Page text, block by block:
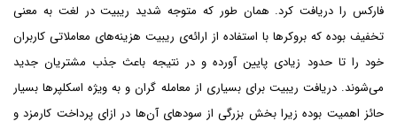
فارکس را دریافت کرد. همان طور که متوجه شدید ریبیت در لغت به معنی
تخفیف بوده که بروکر‌ها با استفاده از ارائه‌ی ریبیت هزینه‌های معاملاتی کاربران
خود را تا حدود زیادی پایین آورده و در نتیجه باعث جذب مشتریان جدید
می‌شوند. دریافت ریبیت برای بسیاری از معامله گران و به ویژه اسکلپر‌ها بسیار
حائز اهمیت بوده زیرا بخش بزرگی از سود‌های آن‌ها در ازای پرداخت کارمزد و